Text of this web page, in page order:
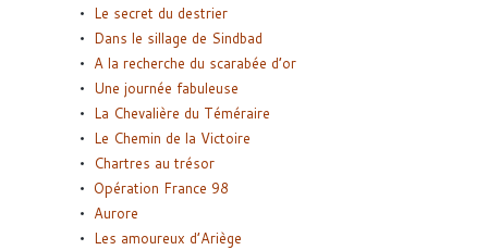
Le secret du destrier
Dans le sillage de Sindbad
A la recherche du scarabée d’or
Une journée fabuleuse
La Chevalière du Téméraire
Le Chemin de la Victoire
Chartres au trésor
Opération France 98
Aurore
Les amoureux d’Ariège